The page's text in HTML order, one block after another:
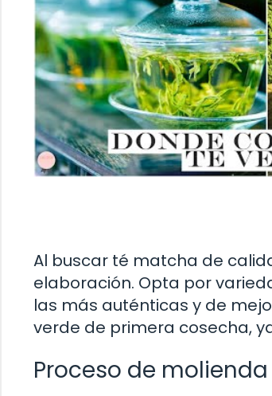
Al buscar té matcha de
elaboración. Opta por
las más auténticas y de
verde de primera cosecha,
Proceso de